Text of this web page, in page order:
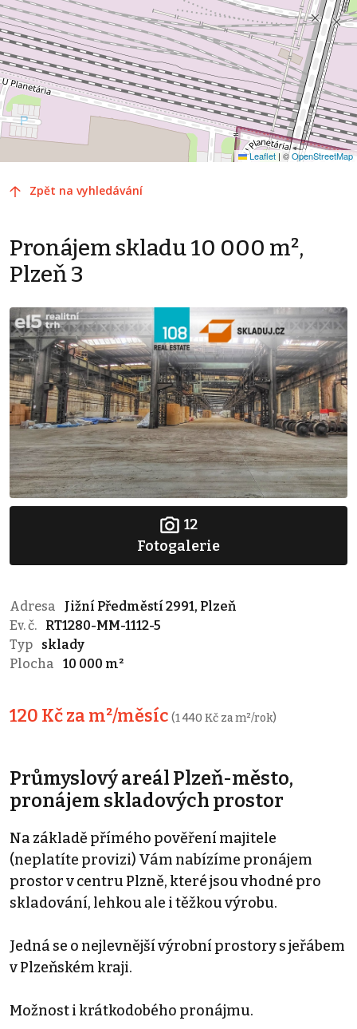
Leaflet | ©OpenStreetMap
Zpět na vyhledávání
Pronájem skladu 10 000 m²,
Plzeň 3
12
Fotogalerie
Adresa
Jižní Předměstí 2991, Plzeň
Ev. č.
RT1280-MM-1112-5
Typ
sklady
Plocha
10 000 m²
120 Kč za m²/měsíc (1 440 Kč za m²/rok)
Průmyslový areál Plzeň-město,
pronájem skladových prostor
Na základě přímého pověření majitele
(neplatíte provizi) Vám nabízíme pronájem
prostor v centru Plzně, které jsou vhodné pro
skladování, lehkou ale i těžkou výrobu.
Jedná se o nejlevnější výrobní prostory s jeřábem
v Plzeňském kraji.
Možnost i krátkodobého pronájmu.